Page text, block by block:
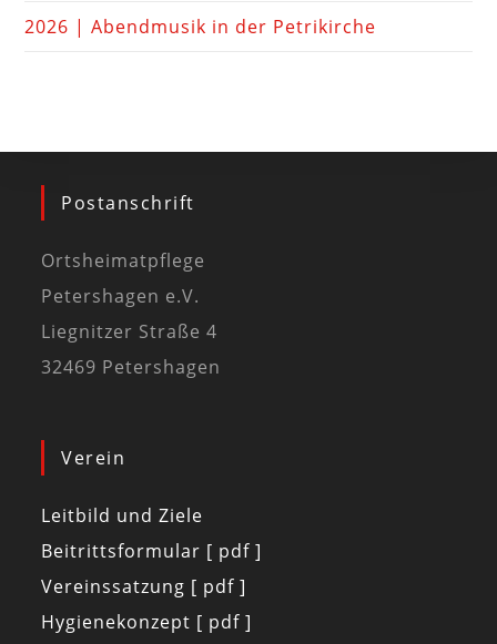
2026 | Abendmusik in der Petrikirche
Postanschrift
Ortsheimatpflege
Petershagen e.V.
Liegnitzer Straße 4
32469 Petershagen
Verein
Leitbild und Ziele
Beitrittsformular [ pdf ]
Vereinssatzung [ pdf ]
Hygienekonzept [ pdf ]